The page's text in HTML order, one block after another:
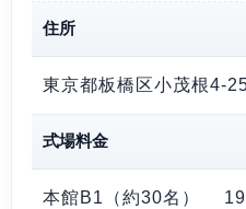
住所
東京都板橋区小茂根4-
式場料金
本館B1（約30名）